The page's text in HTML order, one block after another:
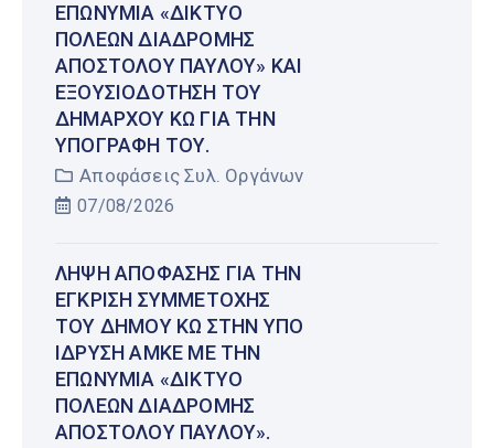
ΕΠΩΝΥΜΊΑ «ΔΊΚΤΥΟ
ΠΌΛΕΩΝ ΔΙΑΔΡΟΜΉΣ
ΑΠΟΣΤΌΛΟΥ ΠΑΎΛΟΥ» ΚΑΙ
ΕΞΟΥΣΙΟΔΌΤΗΣΗ ΤΟΥ
ΔΗΜΆΡΧΟΥ ΚΩ ΓΙΑ ΤΗΝ
ΥΠΟΓΡΑΦΉ ΤΟΥ.
Αποφάσεις Συλ. Οργάνων
07/08/2026
ΛΉΨΗ ΑΠΌΦΑΣΗΣ ΓΙΑ ΤΗΝ
ΈΓΚΡΙΣΗ ΣΥΜΜΕΤΟΧΉΣ
ΤΟΥ ΔΉΜΟΥ ΚΩ ΣΤΗΝ ΥΠΌ
ΊΔΡΥΣΗ ΑΜΚΕ ΜΕ ΤΗΝ
ΕΠΩΝΥΜΊΑ «ΔΊΚΤΥΟ
ΠΌΛΕΩΝ ΔΙΑΔΡΟΜΉΣ
ΑΠΟΣΤΌΛΟΥ ΠΑΎΛΟΥ».